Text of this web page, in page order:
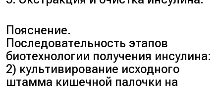
Пояснение.
Последовательность этапов
биотехнологии получения инсулина:
2) культивирование исходного
штамма кишечной палочки на